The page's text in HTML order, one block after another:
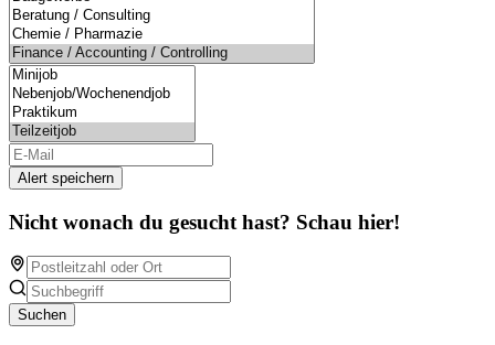
Alert speichern
Nicht wonach du gesucht hast? Schau hier!
Suchen